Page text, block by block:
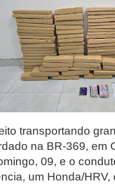
transportando
na BR-369, em
09, e o
um Honda/